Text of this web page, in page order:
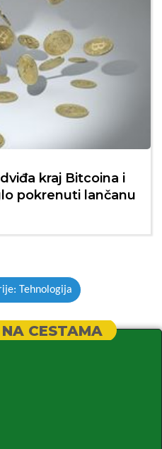
kraj Bitcoina i
pokrenuti lančanu
Tehnologija
CESTAMA